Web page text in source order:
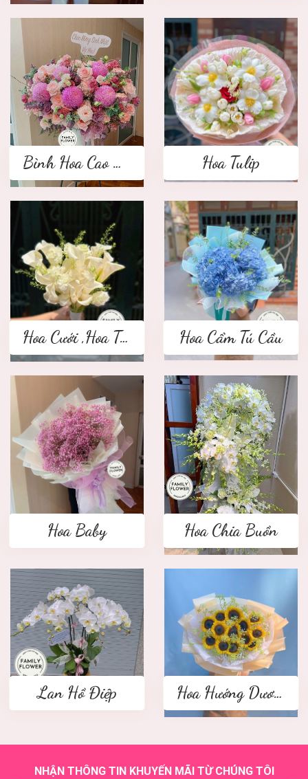
Bình Hoa Cao Cấp Hoa Tulip
Hoa Cưới ,Hoa Tay Cầm Cô Dâu Hoa Cẩm Tú Cầu
Hoa Baby Hoa Chia Buồn
Lan Hồ Điệp Hoa Hướng Dương
NHẬN THÔNG TIN KHUYẾN MÃI TỪ CHÚNG TÔI